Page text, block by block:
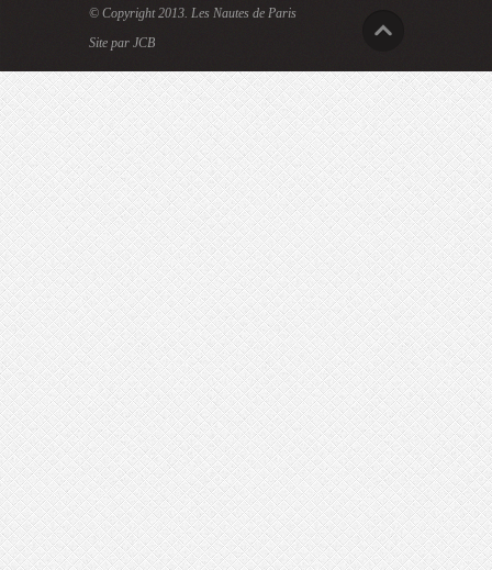
© Copyright 2013. Les Nautes de Paris
Site par JCB